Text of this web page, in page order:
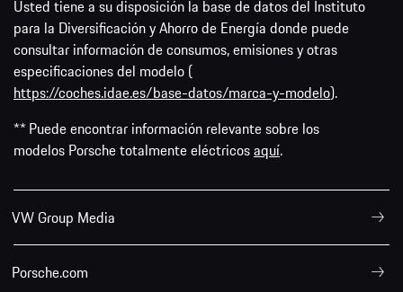
Usted tiene a su disposición la base de datos del Instituto
para la Diversificación y Ahorro de Energía donde puede
consultar información de consumos, emisiones y otras
especificaciones del modelo (
https://coches.idae.es/base-datos/marca-y-modelo).
** Puede encontrar información relevante sobre los
modelos Porsche totalmente eléctricosaquí.
VW Group Media
Porsche.com